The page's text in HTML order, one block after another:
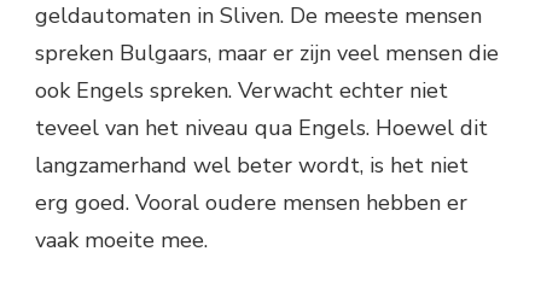
geldautomaten in Sliven. De meeste mensen
spreken Bulgaars, maar er zijn veel mensen die
ook Engels spreken. Verwacht echter niet
teveel van het niveau qua Engels. Hoewel dit
langzamerhand wel beter wordt, is het niet
erg goed. Vooral oudere mensen hebben er
vaak moeite mee.